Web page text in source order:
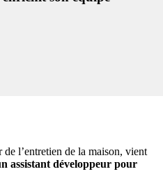
l’entretien de la maison, vient
assistant développeur pour